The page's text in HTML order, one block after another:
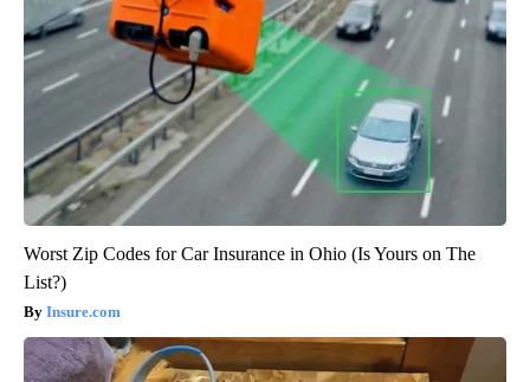
Worst Zip Codes for Car Insurance in Ohio (Is Yours on The
List?)
Insure.com